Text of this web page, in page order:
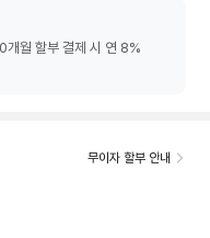
월 할부 결제 시 연 8%
무이자 할부 안내